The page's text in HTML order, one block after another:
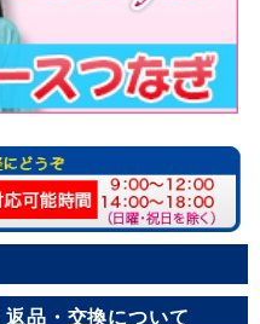
返品・交換について